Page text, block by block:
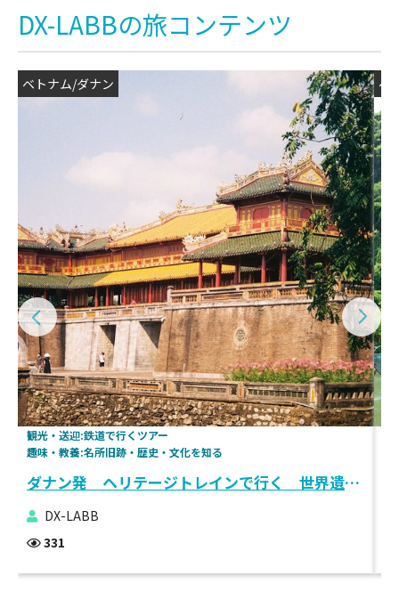
DX-LABBの旅コンテンツ
ベトナム/ダナン
観光・送迎:鉄道で行くツアー
趣味・教養:名所旧跡・歴史・文化を知る
ダナン発 ヘリテージトレインで行く 世界遺産フエ1日観光
DX-LABB
331
ベ